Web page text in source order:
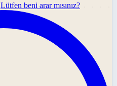
Lütfen beni arar mısınız?